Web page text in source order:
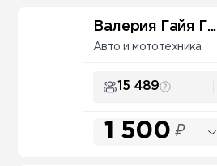
Валерия Гайя Г...
Авто и мототехника
15 489
1 500 ₽